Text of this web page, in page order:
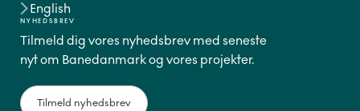
English
NYHEDSBREV
Tilmeld dig vores nyhedsbrev med seneste
nyt om Banedanmark og vores projekter.
Tilmeld nyhedsbrev